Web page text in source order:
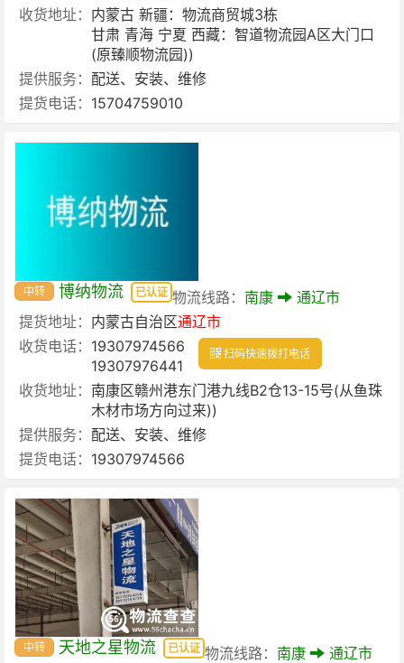
收货地址： 内蒙古 新疆：物流商贸城3栋
甘肃 青海 宁夏 西藏：智道物流园A区大门口
(原臻顺物流园))
提供服务： 配送、安装、维修
提货电话： 15704759010
中转 博纳物流 已认证 物流线路： 南康
通辽市
提货地址： 内蒙古自治区通辽市
收货电话： 19307974566
19307976441
扫码快速拨打电话
收货地址： 南康区赣州港东门港九线B2仓13-15号(从鱼珠
木材市场方向过来))
提供服务： 配送、安装、维修
提货电话： 19307974566
中转 天地之星物流 已认证 物流线路： 南康
通辽市